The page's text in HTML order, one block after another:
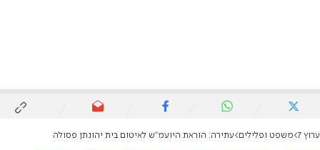
ערוץ 7 משפט ופלילים עתירה: הוראת היועמ"ש לאיטום בית יהונתן פסולה